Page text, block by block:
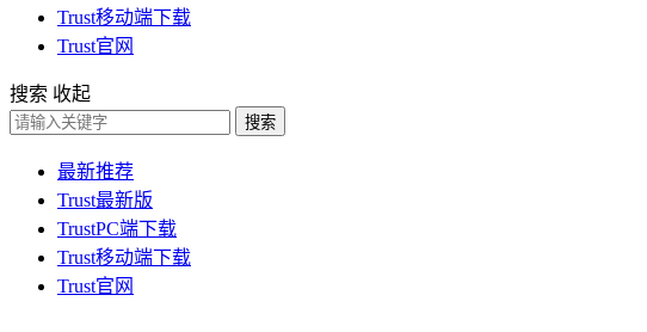
Trust移动端下载
Trust官网
搜索 收起
搜索
最新推荐
Trust最新版
TrustPC端下载
Trust移动端下载
Trust官网